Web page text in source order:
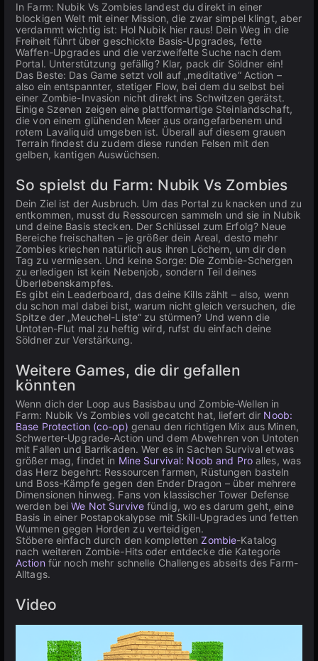
In Farm: Nubik Vs Zombies landest du direkt in einer
blockigen Welt mit einer Mission, die zwar simpel klingt, aber
verdammt wichtig ist: Hol Nubik hier raus! Dein Weg in die
Freiheit führt über geschickte Basis-Upgrades, fette
Waffen-Upgrades und die verzweifelte Suche nach dem
Portal. Unterstützung gefällig? Klar, pack dir Söldner ein!
Das Beste: Das Game setzt voll auf „meditative“ Action –
also ein entspannter, stetiger Flow, bei dem du selbst bei
einer Zombie-Invasion nicht direkt ins Schwitzen gerätst.
Einige Szenen zeigen eine plattformartige Steinlandschaft,
die von einem glühenden Meer aus orangefarbenem und
rotem Lavaliquid umgeben ist. Überall auf diesem grauen
Terrain findest du zudem diese runden Felsen mit den
gelben, kantigen Auswüchsen.
So spielst du Farm: Nubik Vs Zombies
Dein Ziel ist der Ausbruch. Um das Portal zu knacken und zu
entkommen, musst du Ressourcen sammeln und sie in Nubik
und deine Basis stecken. Der Schlüssel zum Erfolg? Neue
Bereiche freischalten – je größer dein Areal, desto mehr
Zombies kriechen natürlich aus ihren Löchern, um dir den
Tag zu vermiesen. Und keine Sorge: Die Zombie-Schergen
zu erledigen ist kein Nebenjob, sondern Teil deines
Überlebenskampfes.
Es gibt ein Leaderboard, das deine Kills zählt – also, wenn
du schon mal dabei bist, warum nicht gleich versuchen, die
Spitze der „Meuchel-Liste“ zu stürmen? Und wenn die
Untoten-Flut mal zu heftig wird, rufst du einfach deine
Söldner zur Verstärkung.
Weitere Games, die dir gefallen
könnten
Wenn dich der Loop aus Basisbau und Zombie-Wellen in
Farm: Nubik Vs Zombies voll gecatcht hat, liefert dir Noob:
Base Protection (co-op) genau den richtigen Mix aus Minen,
Schwerter-Upgrade-Action und dem Abwehren von Untoten
mit Fallen und Barrikaden. Wer es in Sachen Survival etwas
größer mag, findet in Mine Survival: Noob and Proalles, was
das Herz begehrt: Ressourcen farmen, Rüstungen basteln
und Boss-Kämpfe gegen den Ender Dragon – über mehrere
Dimensionen hinweg. Fans von klassischer Tower Defense
werden beiWe Not Survive fündig, wo es darum geht, eine
Basis in einer Postapokalypse mit Skill-Upgrades und fetten
Wummen gegen Horden zu verteidigen.
Stöbere einfach durch den komplettenZombie-Katalog
nach weiteren Zombie-Hits oder entdecke die Kategorie
Action für noch mehr schnelle Challenges abseits des Farm-
Alltags.
Video